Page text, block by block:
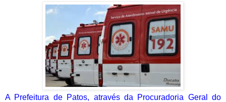
A Prefeitura de Patos, através da Procuradoria Geral do